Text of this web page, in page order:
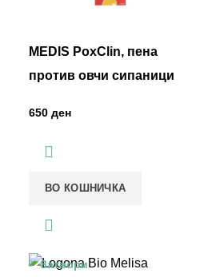
MEDIS PoxClin, пена
против овчи сипаници
ден
ВО КОШНИЧКА
Затвори